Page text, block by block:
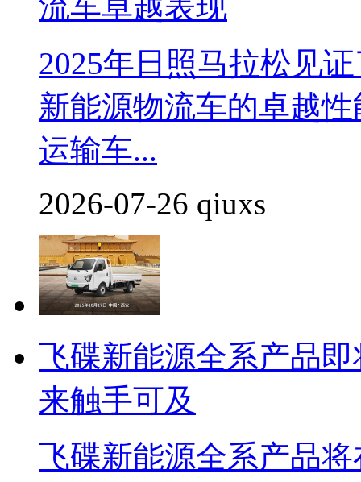
2025年日照马拉松见
新能源物流车的卓越
运输车...
2026-07-26 qiuxs
飞碟新能源全系产品
来触手可及
飞碟新能源全系产品